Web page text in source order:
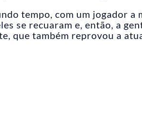
tempo, com um jogador
se recuaram e, então, a
que também reprovou a